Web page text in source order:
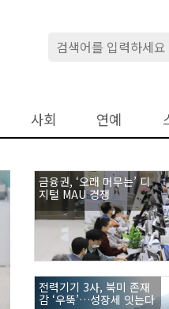
사회 연예
금융권, ‘오래 머무는’ 디
지털 MAU 경쟁
전력기기 3사, 북미 존재
감 ‘우뚝’…성장세 잇는다